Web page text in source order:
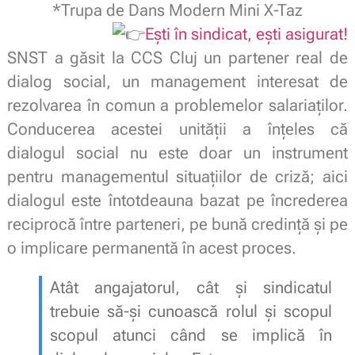
*Trupa de Dans Modern Mini X-Taz
Ești în sindicat, ești asigurat!
SNST a găsit la CCS Cluj un partener real de
dialog social, un management interesat de
rezolvarea în comun a problemelor salariaților.
Conducerea acestei unității a înțeles că
dialogul social nu este doar un instrument
pentru managementul situaţiilor de criză; aici
dialogul este întotdeauna bazat pe încrederea
reciprocă între parteneri, pe bună credinţă şi pe
o implicare permanentă în acest proces.
Atât angajatorul, cât şi sindicatul
trebuie să-şi cunoască rolul și scopul
scopul atunci când se implică în